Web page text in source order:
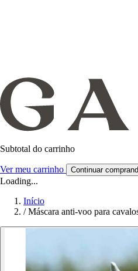
Subtotal do carrinho
Ver meu carrinho Continuar
Loading...
Início
/ Máscara anti-voo para